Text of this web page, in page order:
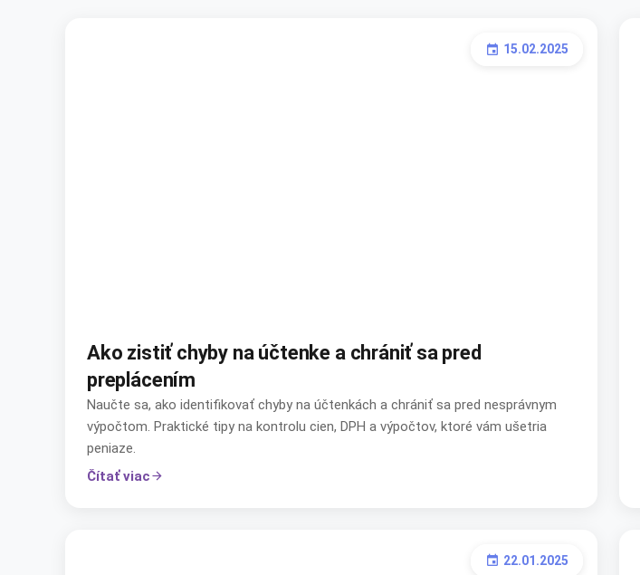
event 15.02.2025
Ako zistiť chyby na účtenke a chrániť sa pred
preplácením
Naučte sa, ako identifikovať chyby na účtenkách a chrániť sa pred nesprávnym
výpočtom. Praktické tipy na kontrolu cien, DPH a výpočtov, ktoré vám ušetria
peniaze.
Čítať viac arrow_forward
event 22.01.2025